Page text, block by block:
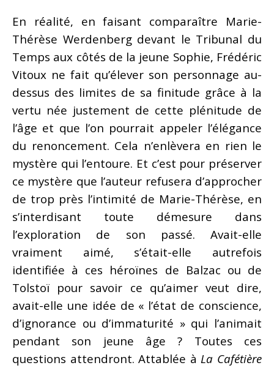
En réalité, en faisant comparaître Marie-
Thérèse Werdenberg devant le Tribunal du
Temps aux côtés de la jeune Sophie, Frédéric
Vitoux ne fait qu’élever son personnage au-
dessus des limites de sa finitude grâce à la
vertu née justement de cette plénitude de
l’âge et que l’on pourrait appeler l’élégance
du renoncement. Cela n’enlèvera en rien le
mystère qui l’entoure. Et c’est pour préserver
ce mystère que l’auteur refusera d’approcher
de trop près l’intimité de Marie-Thérèse, en
s’interdisant toute démesure dans
l’exploration de son passé. Avait-elle
vraiment aimé, s’était-elle autrefois
identifiée à ces héroïnes de Balzac ou de
Tolstoï pour savoir ce qu’aimer veut dire,
avait-elle une idée de « l’état de conscience,
d’ignorance ou d’immaturité » qui l’animait
pendant son jeune âge ? Toutes ces
questions attendront. Attablée àLa Cafétière